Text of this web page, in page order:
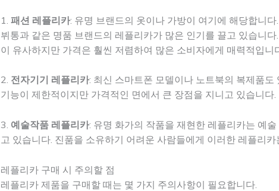
1. 패션 레플리카: 유명 브랜드의 옷이나 가방이 여기에 해당합니다
뷔통과 같은 명품 브랜드의 레플리카가 많은 인기를 끌고 있습니
이 유사하지만 가격은 훨씬 저렴하여 많은 소비자에게 매력적입니
2. 전자기기 레플리카: 최신 스마트폰 모델이나 노트북의 복제품도
기능이 제한적이지만 가격적인 면에서 큰 장점을 지니고 있습니다.
3. 예술작품 레플리카: 유명 화가의 작품을 재현한 레플리카는 예
고 있습니다. 진품을 소유하기 어려운 사람들에게 이러한 레플리카
레플리카 구매 시 주의할 점
레플리카 제품을 구매할 때는 몇 가지 주의사항이 필요합니다.